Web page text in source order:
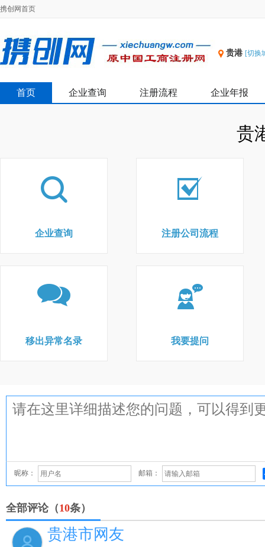
携创网首页
贵港 [切换
首页 企业查询 注册流程 企业年报
贵
企业查询 注册公司流程
移出异常名录 我要提问
昵称： 邮箱：
全部评论（10条）
贵港市网友